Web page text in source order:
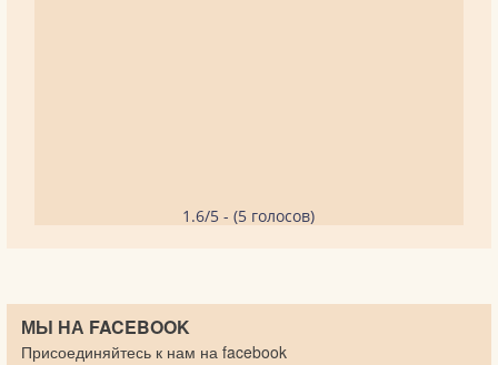
1.6/5 - (5 голосов)
МЫ НА FACEBOOK
Присоединяйтесь к нам на facebook